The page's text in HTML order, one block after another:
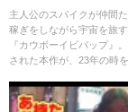
Netflix Japan
主人公のスパイクが仲間
稼ぎをしながら宇宙を旅
『カウボーイビバップ』
された本作が、23年の時を